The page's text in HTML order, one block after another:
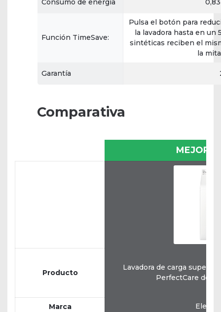
Consumo de energía
Función TimeSave:
Pulsa el botón para
la lavadora hasta en un
sintéticas reciben el
la
Garantía
Comparativa
MEJOR
Producto
Lavadora de carga
PerfectCare de 6
Marca